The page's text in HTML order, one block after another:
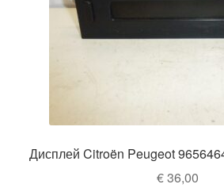
Дисплей Citroën Peugeot
€36,00